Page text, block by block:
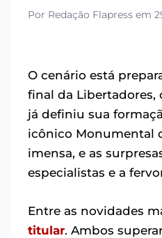
Por Redação Flapress em
O cenário está
final da Libertadores,
já definiu sua
icônico Monumental
imensa, e as
especialistas e a
Entre as novidades
titular. Ambos